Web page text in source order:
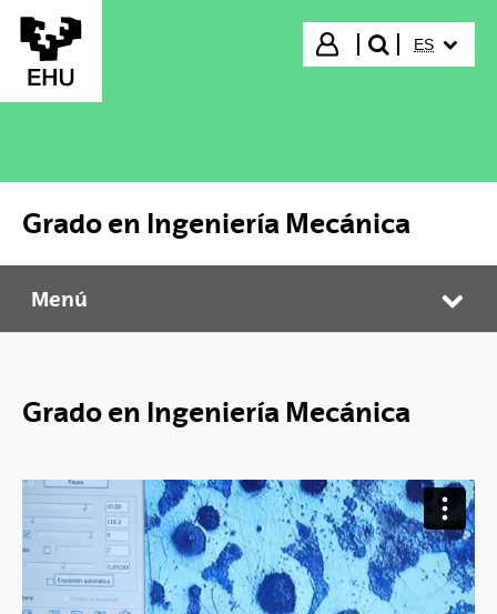
Saltar al contenido principal
Iniciar sesión
buscar"
ES
Grado en Ingeniería Mecánica
Grado en Ingeniería Mecánica
Menú
Grado en Ingeniería Mecánica